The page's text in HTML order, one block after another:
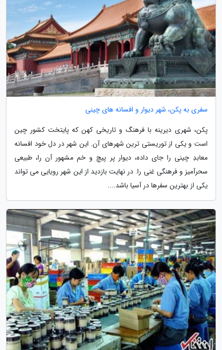
سفری به پکن، شهر دیوار و افسانه های چینی
پکن، شهری دیرینه با فرهنگ و تاریخی کهن که پایتخت کشور چین
است و یکی از توریستی ترین شهرهای آن. این شهر در دل خود افسانه
معابدِ چینی را جای داده، دیوار پر پیچ و خم مشهور آن را، طبیعی
سحرآمیز و فرهنگی غنی را. در نهایت بازدید از این شهر رویایی می تواند
یکی از بهترین سفرها در آسیا باشد....